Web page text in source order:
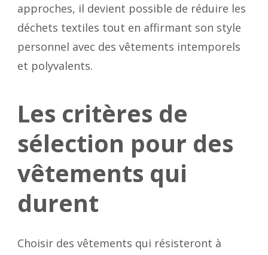
approches, il devient possible de réduire les
déchets textiles tout en affirmant son style
personnel avec des vêtements intemporels
et polyvalents.
Les critères de
sélection pour des
vêtements qui
durent
Choisir des vêtements qui résisteront à